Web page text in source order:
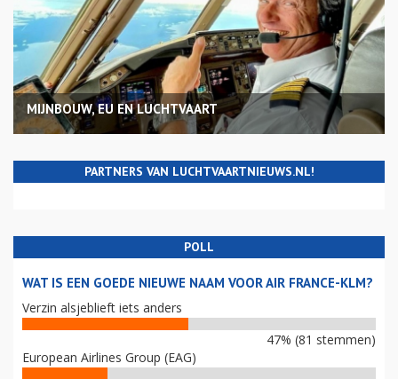
MIJNBOUW, EU EN LUCHTVAART
PARTNERS VAN LUCHTVAARTNIEUWS.NL!
POLL
WAT IS EEN GOEDE NIEUWE NAAM VOOR AIR FRANCE-KLM?
Verzin alsjeblieft iets anders
47% (81 stemmen)
European Airlines Group (EAG)